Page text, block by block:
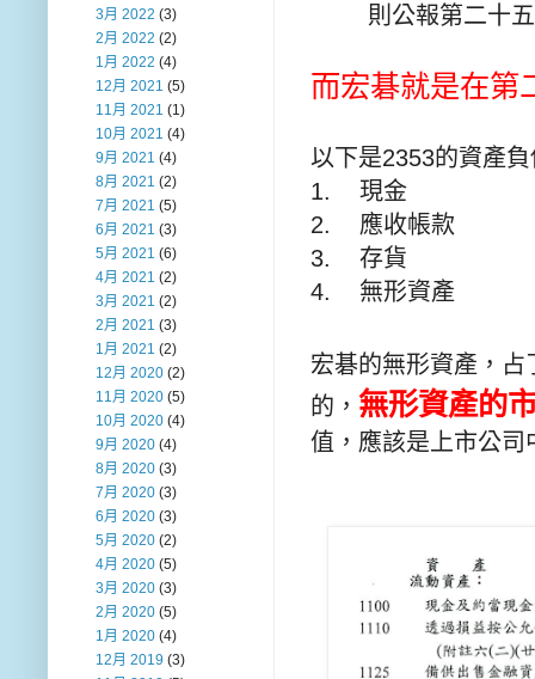
則公報第二十
而宏碁就是在第
以下是2353的資產
1.
現金
2.
應收帳款
3.
存貨
4.
無形資產
宏碁的無形資產 ， 占
的， 無形資產的
值，應該是上市公司
3月 2022 (3)
2月 2022 (2)
1月 2022 (4)
12月 2021 (5)
11月 2021 (1)
10月 2021 (4)
9月 2021 (4)
8月 2021 (2)
7月 2021 (5)
6月 2021 (3)
5月 2021 (6)
4月 2021 (2)
3月 2021 (2)
2月 2021 (3)
1月 2021 (2)
12月 2020 (2)
11月 2020 (5)
10月 2020 (4)
9月 2020 (4)
8月 2020 (3)
7月 2020 (3)
6月 2020 (3)
5月 2020 (2)
4月 2020 (5)
3月 2020 (3)
2月 2020 (5)
1月 2020 (4)
12月 2019 (3)